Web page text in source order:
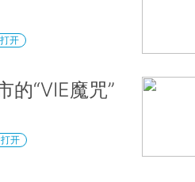
开
的“VIE魔咒”
开